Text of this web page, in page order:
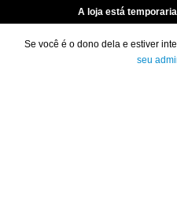
A loja está
Se você é o dono dela e estiver
seu